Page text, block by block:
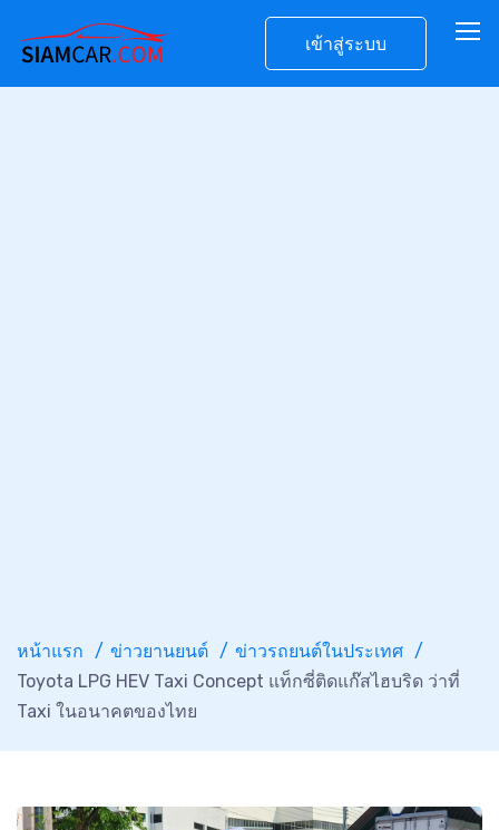
เข้าสู่ระบบ
หน้าแรก ข่าวยานยนต์
ข่าวรถยนต์ในประเทศ
Toyota LPG HEV Taxi Concept แท็กซี่ติดแก๊สไฮบริด ว่าที่
Taxi ในอนาคตของไทย